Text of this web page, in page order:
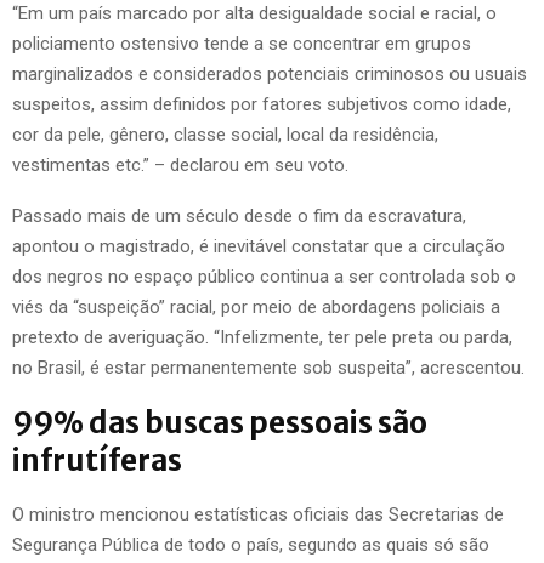
“Em um país marcado por alta desigualdade social e racial, o
policiamento ostensivo tende a se concentrar em grupos
marginalizados e considerados potenciais criminosos ou usuais
suspeitos, assim definidos por fatores subjetivos como idade,
cor da pele, gênero, classe social, local da residência,
vestimentas etc.” – declarou em seu voto.
Passado mais de um século desde o fim da escravatura,
apontou o magistrado, é inevitável constatar que a circulação
dos negros no espaço público continua a ser controlada sob o
viés da “suspeição” racial, por meio de abordagens policiais a
pretexto de averiguação. “Infelizmente, ter pele preta ou parda,
no Brasil, é estar permanentemente sob suspeita”, acrescentou.
99% das buscas pessoais são
infrutíferas
O ministro mencionou estatísticas oficiais das Secretarias de
Segurança Pública de todo o país, segundo as quais só são